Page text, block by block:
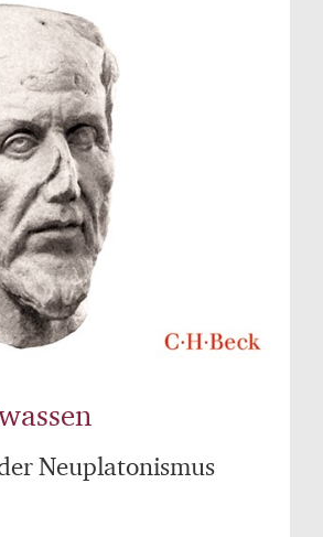
Neuplatonismus